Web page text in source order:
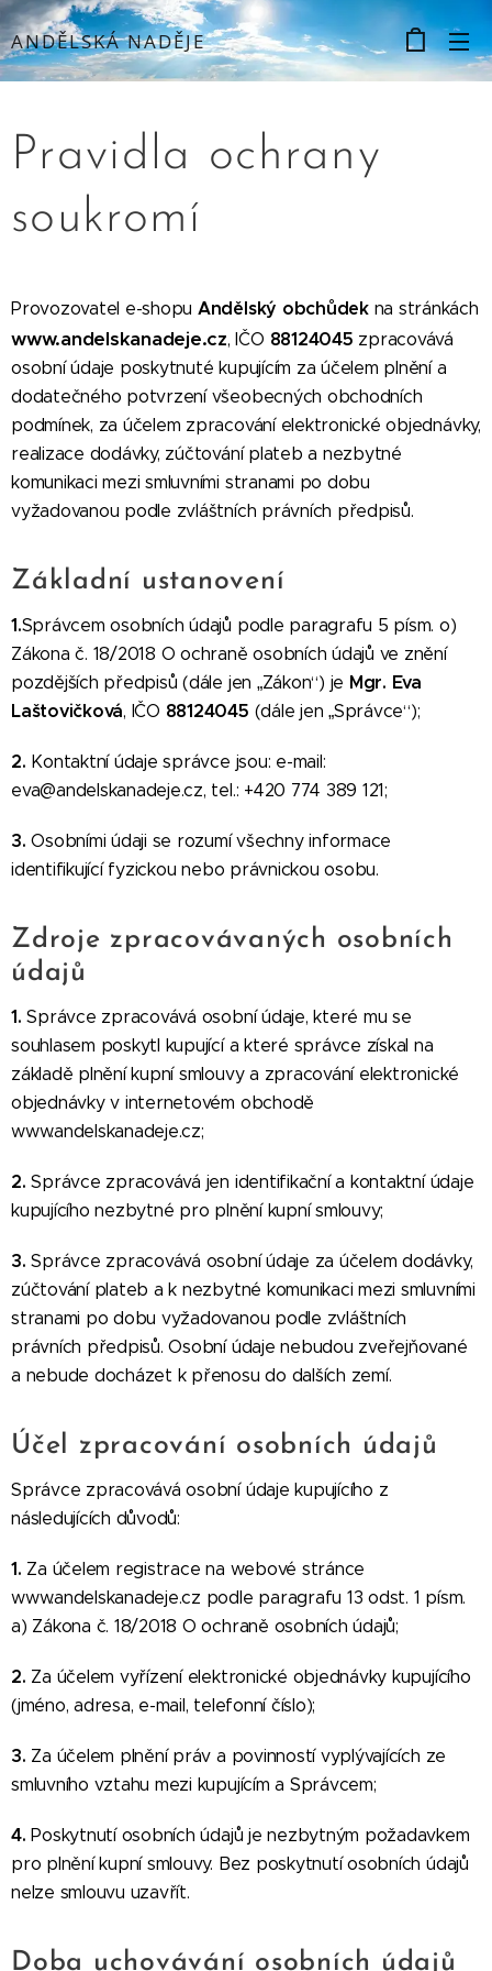
ANDĚLSKÁ NADĚJE
Pravidla ochrany
soukromí
Provozovatel e-shopu Andělský obchůdekna stránkách
www.andelskanadeje.cz, IČO 88124045 zpracovává
osobní údaje poskytnuté kupujícím za účelem plnění a
dodatečného potvrzení všeobecných obchodních
podmínek, za účelem zpracování elektronické objednávky,
realizace dodávky, zúčtování plateb a nezbytné
komunikaci mezi smluvními stranami po dobu
vyžadovanou podle zvláštních právních předpisů.
Základní ustanovení
1.Správcem osobních údajů podle paragrafu 5 písm. o)
Zákona č. 18/2018 O ochraně osobních údajů ve znění
pozdějších předpisů (dále jen „Zákon“) je Mgr. Eva
Laštovičková, IČO 88124045 (dále jen „Správce“);
2. Kontaktní údaje správce jsou: e-mail:
eva@andelskanadeje.cz, tel.: +420 774 389 121;
3.Osobními údaji se rozumí všechny informace
identifikující fyzickou nebo právnickou osobu.
Zdroje zpracovávaných osobních
údajů
1.Správce zpracovává osobní údaje, které mu se
souhlasem poskytl kupující a které správce získal na
základě plnění kupní smlouvy a zpracování elektronické
objednávky v internetovém obchodě
www.andelskanadeje.cz;
2. Správce zpracovává jen identifikační a kontaktní údaje
kupujícího nezbytné pro plnění kupní smlouvy;
3.Správce zpracovává osobní údaje za účelem dodávky,
zúčtování plateb a k nezbytné komunikaci mezi smluvními
stranami po dobu vyžadovanou podle zvláštních
právních předpisů. Osobní údaje nebudou zveřejňované
a nebude docházet k přenosu do dalších zemí.
Účel zpracování osobních údajů
Správce zpracovává osobní údaje kupujícího z
následujících důvodů:
1. Za účelem registrace na webové stránce
www.andelskanadeje.cz podle paragrafu 13 odst. 1 písm.
a) Zákona č. 18/2018 O ochraně osobních údajů;
2. Za účelem vyřízení elektronické objednávky kupujícího
(jméno, adresa, e-mail, telefonní číslo);
3. Za účelem plnění práv a povinností vyplývajících ze
smluvního vztahu mezi kupujícím a Správcem;
4. Poskytnutí osobních údajů je nezbytným požadavkem
pro plnění kupní smlouvy. Bez poskytnutí osobních údajů
nelze smlouvu uzavřít.
Doba uchovávání osobních údajů